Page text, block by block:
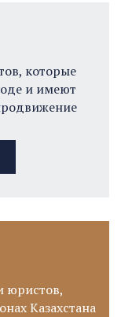
которые
и имеют
юристов,
Казахстана